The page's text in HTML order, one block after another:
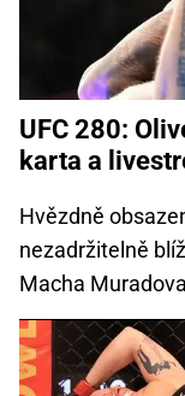
UFC 280:
karta a
Hvězdně
nezadržitelně
Macha